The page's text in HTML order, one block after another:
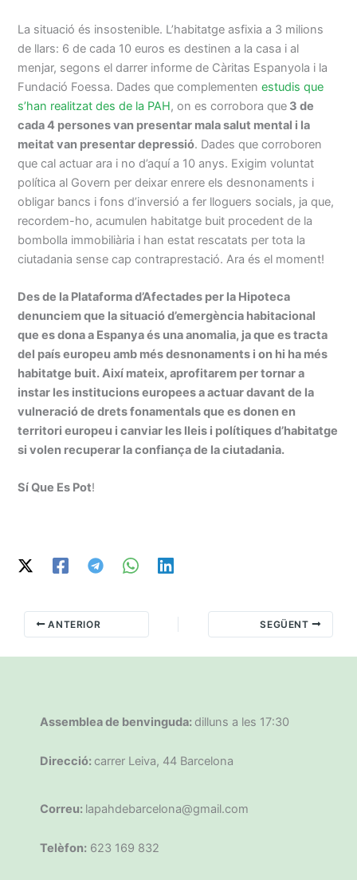
La situació és insostenible. L’habitatge asfixia a 3 milions
de llars: 6 de cada 10 euros es destinen a la casa i al
menjar, segons el darrer informe de Càritas Espanyola i la
Fundació Foessa. Dades que complementenestudis que
s’han realitzat des de la PAH, on es corrobora que 3 de
cada 4 persones van presentar mala salut mental i la
meitat van presentar depressió. Dades que corroboren
que cal actuar ara i no d’aquí a 10 anys. Exigim voluntat
política al Govern per deixar enrere els desnonaments i
obligar bancs i fons d’inversió a fer lloguers socials, ja que,
recordem-ho, acumulen habitatge buit procedent de la
bombolla immobiliària i han estat rescatats per tota la
ciutadania sense cap contraprestació. Ara és el moment!
Des de la Plataforma d’Afectades per la Hipoteca
denunciem que la situació d’emergència habitacional
que es dona a Espanya és una anomalia, ja que es tracta
del país europeu amb més desnonaments i on hi ha més
habitatge buit. Així mateix, aprofitarem per tornar a
instar les institucions europees a actuar davant de la
vulneració de drets fonamentals que es donen en
territori europeu i canviar les lleis i polítiques d’habitatge
si volen recuperar la confiança de la ciutadania.
Sí Que Es Pot!
ANTERIOR SEGÜENT
Assemblea de benvinguda: dilluns a les 17:30
Direcció: carrer Leiva, 44 Barcelona
Correu: lapahdebarcelona@gmail.com
Telèfon: 623 169 832